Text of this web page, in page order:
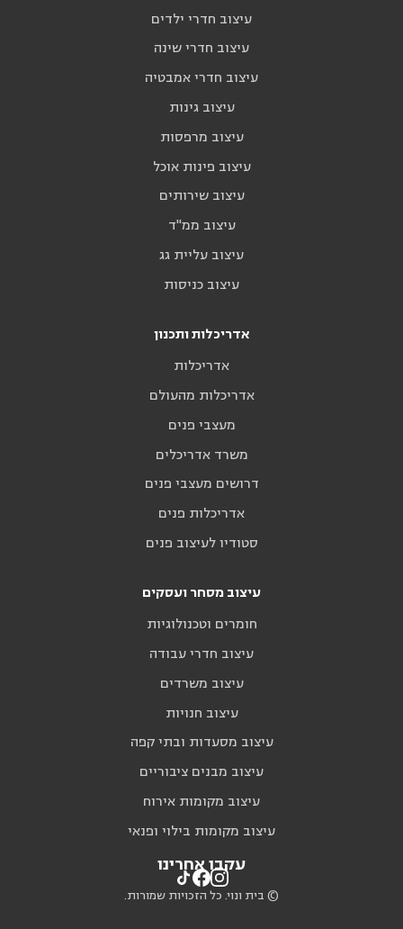
עיצוב חדרי ילדים
עיצוב חדרי שינה
עיצוב חדרי אמבטיה
עיצוב גינות
עיצוב מרפסות
עיצוב פינות אוכל
עיצוב שירותים
עיצוב ממ"ד
עיצוב עליית גג
עיצוב כניסות
אדריכלות ותכנון
אדריכלות
אדריכלות מהעולם
מעצבי פנים
משרד אדריכלים
דרושים מעצבי פנים
אדריכלות פנים
סטודיו לעיצוב פנים
עיצוב מסחר ועסקים
חומרים וטכנולוגיות
עיצוב חדרי עבודה
עיצוב משרדים
עיצוב חנויות
עיצוב מסעדות ובתי קפה
עיצוב מבנים ציבוריים
עיצוב מקומות אירוח
עיצוב מקומות בילוי ופנאי
עקבו אחרינו
© בית ונוי. כל הזכויות שמורות.